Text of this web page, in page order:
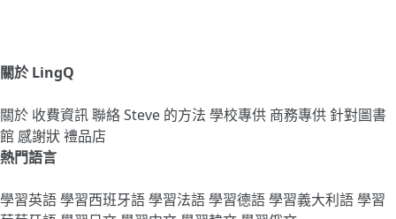
關於 LingQ
關於 收費資訊聯絡Steve 的方法 學校專供 商務專供 針對圖書
館 感謝狀禮品店
熱門語言
學習英語學習西班牙語學習法語學習德語學習義大利語學習